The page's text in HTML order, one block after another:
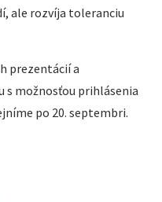
ale rozvíja toleranciu
prezentácií a
s možnosťou prihlásenia
po 20. septembri.